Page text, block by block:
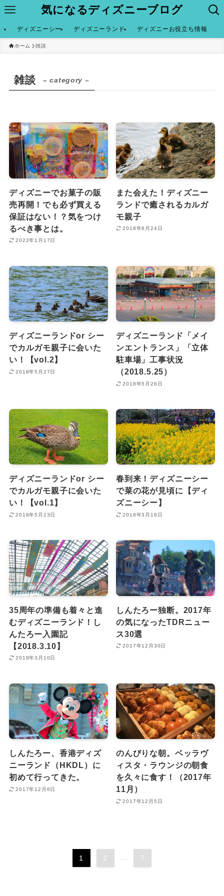
気になるディズニーブログ
ディズニーシー ディズニーランド ディズニーお役立ち情報
ホーム 雑談
雑談 – category –
ディズニーでお菓子の販
売再開！でも必ず買える
保証はない！？気をつけ
るべき事とは。
2022年1月17日
また会えた！ディズニー
ランドで癒されるカルガ
モ親子
2018年6月24日
ディズニーランドor シー
でカルガモ親子に会いた
い！【vol.2】
2018年5月27日
ディズニーランド「メイ
ンエントランス」「立体
駐車場」工事状況
（2018.5.25）
2018年5月26日
ディズニーランドor シー
でカルガモ親子に会いた
い！【vol.1】
2018年5月23日
春到来！ディズニーシー
で菜の花が見頃に【ディ
ズニーシー】
2018年3月18日
35周年の準備も着々と進
むディズニーランド！し
んたろー入園記
【2018.3.10】
2018年3月10日
しんたろー独断。2017年
の気になったTDRニュー
ス30選
2017年12月30日
しんたろー、香港ディズ
ニーランド（HKDL）に
初めて行ってきた。
2017年12月6日
のんびりな朝。ベッラヴ
ィスタ・ラウンジの朝食
を久々に食す！（2017年
11月）
2017年12月5日
1 2 7